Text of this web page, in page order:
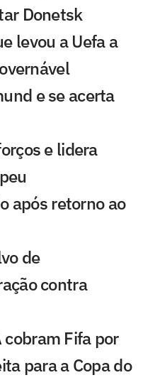
Donetsk
levou a Uefa a
e se acerta
e lidera
após retorno ao
de
contra
cobram Fifa por
para a Copa do